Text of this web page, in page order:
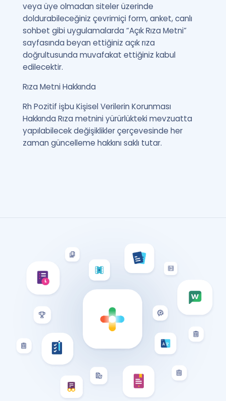
veya üye olmadan siteler üzerinde
doldurabileceğiniz çevrimiçi form, anket, canlı
sohbet gibi uygulamalarda “Açık Rıza Metni”
sayfasında beyan ettiğiniz açık rıza
doğrultusunda muvafakat ettiğiniz kabul
edilecektir.
Rıza Metni Hakkında
Rh Pozitif işbu Kişisel Verilerin Korunması
Hakkında Rıza metnini yürürlükteki mevzuatta
yapılabilecek değişiklikler çerçevesinde her
zaman güncelleme hakkını saklı tutar.